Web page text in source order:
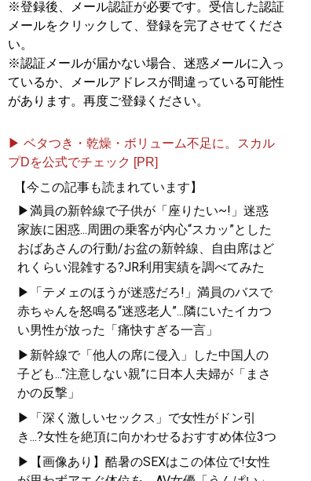
※登録後、メール認証が必要です。受信した認証
メールをクリックして、登録を完了させてくださ
い。
※認証メールが届かない場合、迷惑メールに入っ
ているか、メールアドレスが間違っている可能性
があります。再度ご登録ください。
▶ ベタつき・乾燥・ボリューム不足に。スカル
プDを公式でチェック [PR]
【今この記事も読まれています】
▶満員の新幹線で子供が「座りたい~!」迷惑
家族に困惑...周囲の乗客が内心“スカッ”とした
おばあさんの行動/お盆の新幹線、自由席はど
れくらい混雑する?JR利用実績を調べてみた
▶「テメェのほうが迷惑だろ!」満員のバスで
赤ちゃんを怒鳴る“迷惑老人”...隣にいたイカつ
い男性が放った「痛快すぎる一言」
▶新幹線で「他人の席に侵入」した中国人の
子ども...“注意しない親”に日本人夫婦が「まさ
かの反撃」
▶「深く激しいセックス」で女性がドン引
き...?女性を絶頂に向かわせるおすすめ体位3つ
▶【画像あり】酷暑のSEXはこの体位で!女性